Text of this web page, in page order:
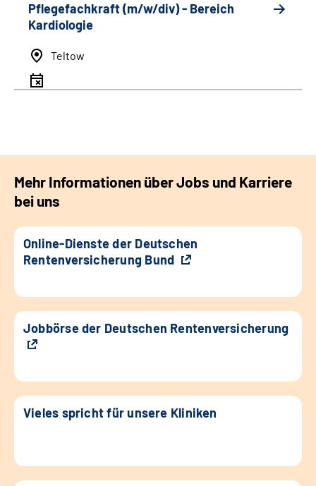
Pflegefachkraft (m/w/div) - Bereich
Kardiologie
Teltow
Mehr Informationen über Jobs und Karriere
bei uns
Online-Dienste der Deutschen
Rentenversicherung Bund
Jobbörse der Deutschen Rentenversicherung
Vieles spricht für unsere Kliniken